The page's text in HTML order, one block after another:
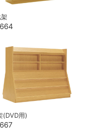
(DVD用)